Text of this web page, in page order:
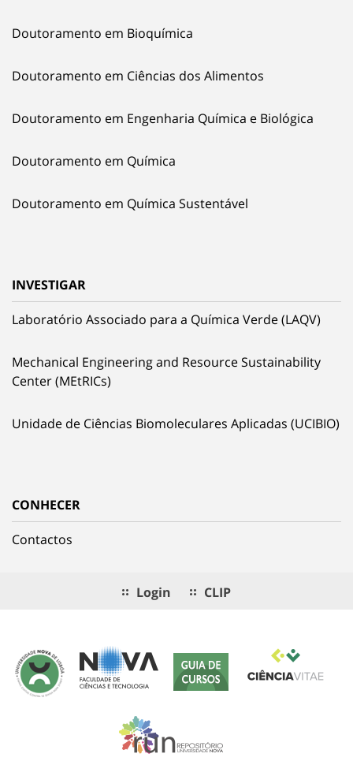
Doutoramento em Bioquímica
Doutoramento em Ciências dos Alimentos
Doutoramento em Engenharia Química e Biológica
Doutoramento em Química
Doutoramento em Química Sustentável
INVESTIGAR
Laboratório Associado para a Química Verde (LAQV)
Mechanical Engineering and Resource Sustainability
Center (MEtRICs)
Unidade de Ciências Biomoleculares Aplicadas (UCIBIO)
CONHECER
Contactos
Login CLIP